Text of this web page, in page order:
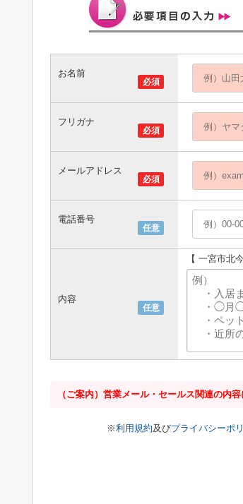
必須
お名前
必須
フリガナ
必須
メールアドレス
任意
電話番号
任意
内容
【 一宮市北
（ご案内）営業メール・セールス関連の内
※利用規約及びプライバシーポ